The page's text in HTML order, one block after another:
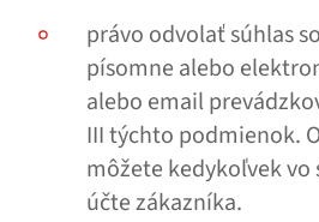
právo odvolať súhlas
písomne alebo
alebo email
III týchto podmienok.
môžete kedykoľvek
účte zákazníka.